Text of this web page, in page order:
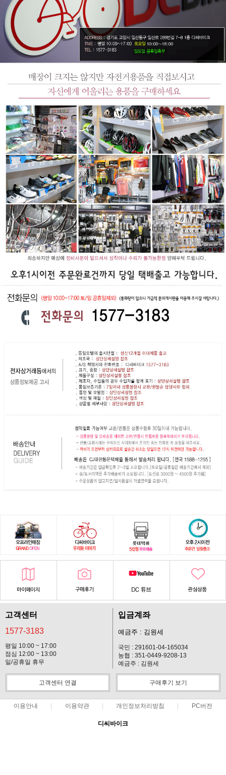
고객센터
1577-3183
평일 10:00 ~ 17:00
점심 12:00 ~ 13:00
일/공휴일 휴무
입금계좌
예금주 : 김원세
국민 : 291601-04-165034
농협 : 351-0449-9208-13
예금주 : 김원세
고객센터 연결 구매후기 보기
이용안내 이용약관 개인정보처리방침 PC버전
디씨바이크